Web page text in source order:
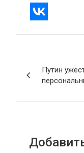
по
записям
Путин